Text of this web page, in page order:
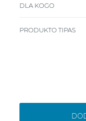
DLA KOGO
PRODUKTO TIPAS